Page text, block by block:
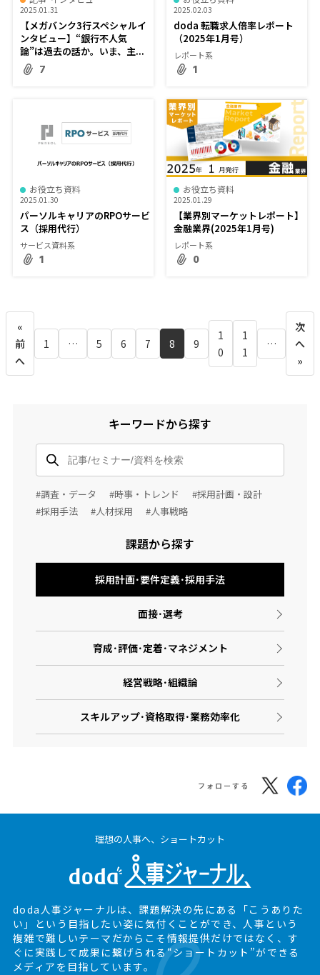
2025.01.31
【メガバンク3行スペシャルイ
ンタビュー】“銀行不人気
論”は過去の話か。いま、主...
7
2025.02.03
doda 転職求人倍率レポート
（2025年1月号）
レポート系
1
お役立ち資料
2025.01.30
パーソルキャリアのRPOサービ
ス（採用代行）
サービス資料系
1
お役立ち資料
2025.01.29
【業界別マーケットレポート】
金融業界(2025年1月号)
レポート系
0
«
前
へ
1 … 5 6 7 8 9
1
0
1
1
…
次
へ
»
キーワードから探す
#調査・データ #時事・トレンド
#採用計画・設計
#採用手法
#人材採用 #人事戦略
課題から探す
採用計画･要件定義･採用手法
面接･選考
育成･評価･定着･マネジメント
経営戦略･組織論
スキルアップ･資格取得･業務効率化
フォローする
理想の人事へ、ショートカット
doda人事ジャーナルは、課題解決の先にある
「こうありた
い」という目指したい姿に気付くことができ、人事という
複雑で難しいテーマだからこそ情報提供だけではなく、 す
ぐに実践して成果に繋げられる“ショートカット”ができる
メディアを目指しています。